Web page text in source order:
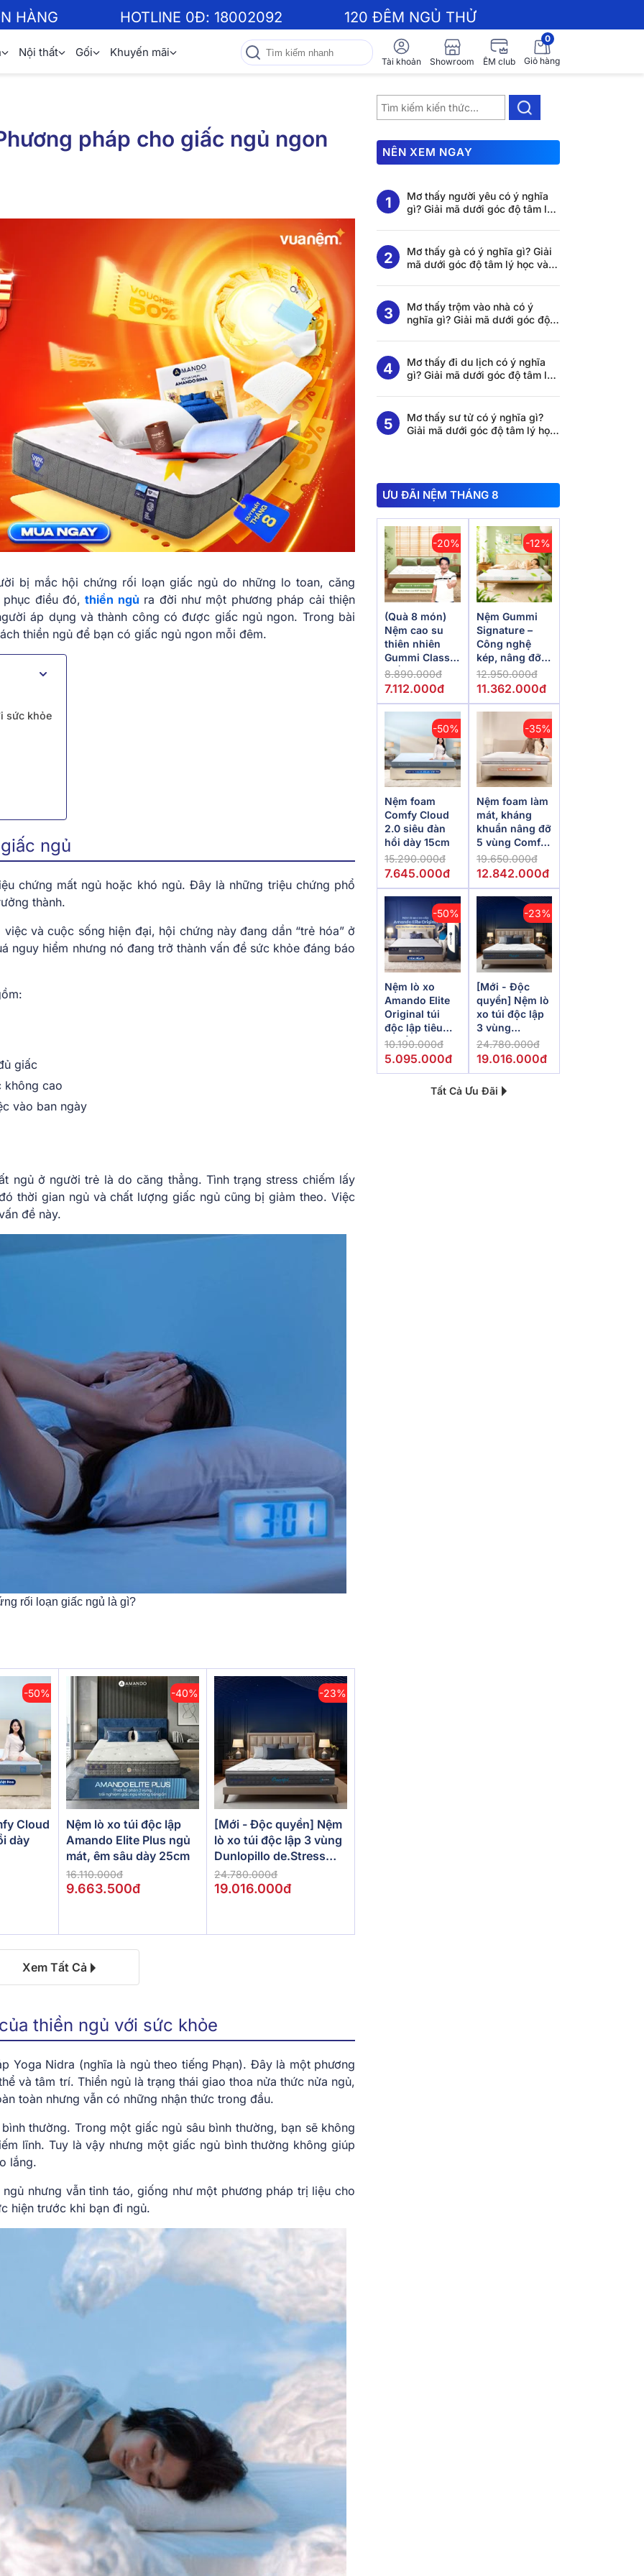
HÀNG HOTLINE 0Đ: 18002092 120 ĐÊM NGỦ THỬ
Nội thất Gối Khuyến mãi
Tài khoản Showroom ÊM club
0
Giỏ hàng
pháp cho giấc ngủ ngon
bị mắc hội chứng rối loạn giấc ngủ do những lo toan, căng
phục điều đó,thiền ngủ ra đời như một phương pháp cải thiện
áp dụng và thành công có được giấc ngủ ngon. Trong bài
thiền ngủ để bạn có giấc ngủ ngon mỗi đêm.
sức khỏe
ngủ
chứng mất ngủ hoặc khó ngủ. Đây là những triệu chứng phổ
thành.
và cuộc sống hiện đại, hội chứng này đang dần “trẻ hóa” ở
nguy hiểm nhưng nó đang trở thành vấn đề sức khỏe đáng báo
giấc
không cao
vào ban ngày
ngủ ở người trẻ là do căng thẳng. Tình trạng stress chiếm lấy
thời gian ngủ và chất lượng giấc ngủ cũng bị giảm theo. Việc
đề này.
rối loạn giấc ngủ là gì?
-50%
Cloud
dày
-40%
Nệm lò xo túi độc lập
Amando Elite Plus ngủ
mát, êm sâu dày 25cm
16.110.000đ
9.663.500đ
-23%
[Mới - Độc quyền] Nệm
lò xo túi độc lập 3 vùng
Dunlopillo de.Stress
Powerful
24.780.000đ
19.016.000đ
Xem Tất Cả
thiền ngủ với sức khỏe
Yoga Nidra (nghĩa là ngủ theo tiếng Phạn). Đây là một phương
và tâm trí. Thiền ngủ là trạng thái giao thoa nửa thức nửa ngủ,
toàn nhưng vẫn có những nhận thức trong đầu.
thường. Trong một giấc ngủ sâu bình thường, bạn sẽ không
lĩnh. Tuy là vậy nhưng một giấc ngủ bình thường không giúp
lắng.
nhưng vẫn tỉnh táo, giống như một phương pháp trị liệu cho
hiện trước khi bạn đi ngủ.
NÊN XEM NGAY
Mơ thấy người yêu có ý nghĩa
gì? Giải mã dưới góc độ tâm lý
Mơ thấy gà có ý nghĩa gì? Giải
mã dưới góc độ tâm lý học và
Mơ thấy trộm vào nhà có ý
nghĩa gì? Giải mã dưới góc độ
ngủ
Mơ thấy đi du lịch có ý nghĩa
gì? Giải mã dưới góc độ tâm lý
Mơ thấy sư tử có ý nghĩa gì?
Giải mã dưới góc độ tâm lý học
ƯU ĐÃI NỆM THÁNG 8
-20%
(Quà 8 món)
Nệm cao su
thiên nhiên
Gummi Classic
thế hệ mới dày
5/10/15cm
8.890.000đ
7.112.000đ
-12%
Nệm Gummi
Signature –
Công nghệ
kép, nâng đỡ
vượt trội,
kháng khuẩn
12.950.000đ
11.362.000đ
-50%
Nệm foam
Comfy Cloud
2.0 siêu đàn
hồi dày 15cm
15.290.000đ
7.645.000đ
-35%
Nệm foam làm
mát, kháng
khuẩn nâng đỡ
5 vùng Comfy
Lux 1.0
19.650.000đ
12.842.000đ
-50%
Nệm lò xo
Amando Elite
Original túi
độc lập tiêu
chuẩn khách
sạn 5 sao dày
10.190.000đ
5.095.000đ
-23%
[Mới - Độc
quyền] Nệm lò
xo túi độc lập
3 vùng
Dunlopillo
de.Stress
24.780.000đ
19.016.000đ
Tất Cả Ưu Đãi